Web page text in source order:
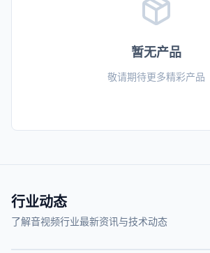
暂无产品
敬请期待更多精彩产品
行业动态
了解音视频行业最新资讯与技术动态